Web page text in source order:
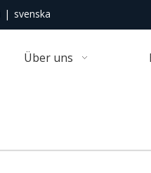
| svenska
Über uns